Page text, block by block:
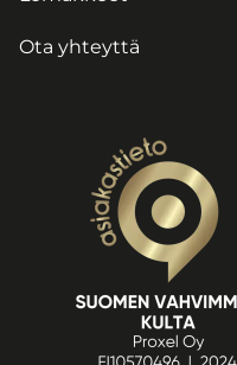
Ota yhteyttä